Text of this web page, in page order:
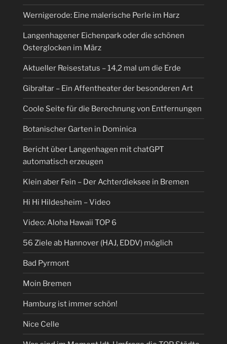
Wernigerode: Eine malerische Perle im Harz
Langenhagener Eichenpark oder die schönen
Osterglocken im März
Aktueller Reisestatus – 14,2 mal um die Erde
Gibraltar – Ein Affentheater der besonderen Art
Coole Seite für die Berechnung von Entfernungen
Botanischer Garten in Dominica
Bericht über Langenhagen mit chatGPT
automatisch erzeugen
Klein aber Fein – Der Achterdieksee in Bremen
Hi Hi Hildesheim – Video
Video: Aloha Hawaii TOP 6
56 Ziele ab Hannover (HAJ, EDDV) möglich
Bad Pyrmont
Moin Bremen
Hamburg ist immer schön!
Nice Celle